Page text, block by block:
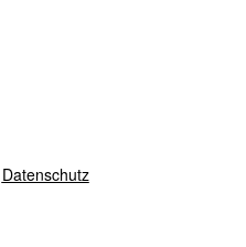
Datenschutz